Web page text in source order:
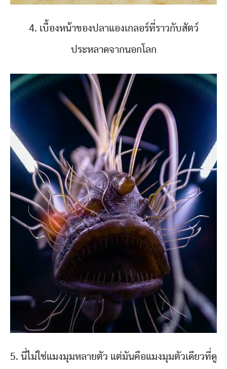
4. เบื้องหน้าของปลาแองเกลอร์ที่ราวกับสัตว์
ประหลาดจากนอกโลก
5. นี่ไม่ใช่แมงมุมหลายตัว แต่มันคือแมงมุมตัวเดียวที่ดู